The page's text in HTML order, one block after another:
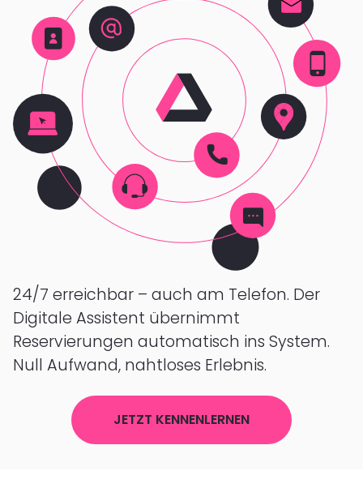
24/7 erreichbar – auch am Telefon. Der
Digitale Assistent übernimmt
Reservierungen automatisch ins System.
Null Aufwand, nahtloses Erlebnis.
JETZT KENNENLERNEN